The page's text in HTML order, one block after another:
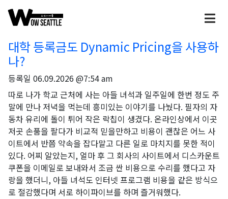
대학 등록금도 Dynamic Pricing을 사용하
나?
등록일 06.09.2026 @7:54 am
따로 나가 학교 근처에 사는 아들 녀석과 일주일에 한번 정도 주
말에 만나 저녁을 먹는데 흥미있는 이야기를 나눴다. 필자의 자
동차 유리에 돌이 튀어 작은 락칩이 생겼다. 온라인상에서 이곳
저곳 손품을 팔다가 비교적 믿을만하고 비용이 괜찮은 어느 사
이트에서 반쯤 약속을 잡다말고 다른 일로 마치지를 못한 적이
있다. 어찌 알았는지, 얼마 후 그 회사의 사이트에서 디스카운트
쿠폰을 이메일로 보내와서 조금 싼 비용으로 수리를 했다고 자
랑을 했더니, 아들 녀석도 인터넷 프로그램 비용을 같은 방식으
로 절감했다며 서로 하이파이브를 하며 즐거워했다.